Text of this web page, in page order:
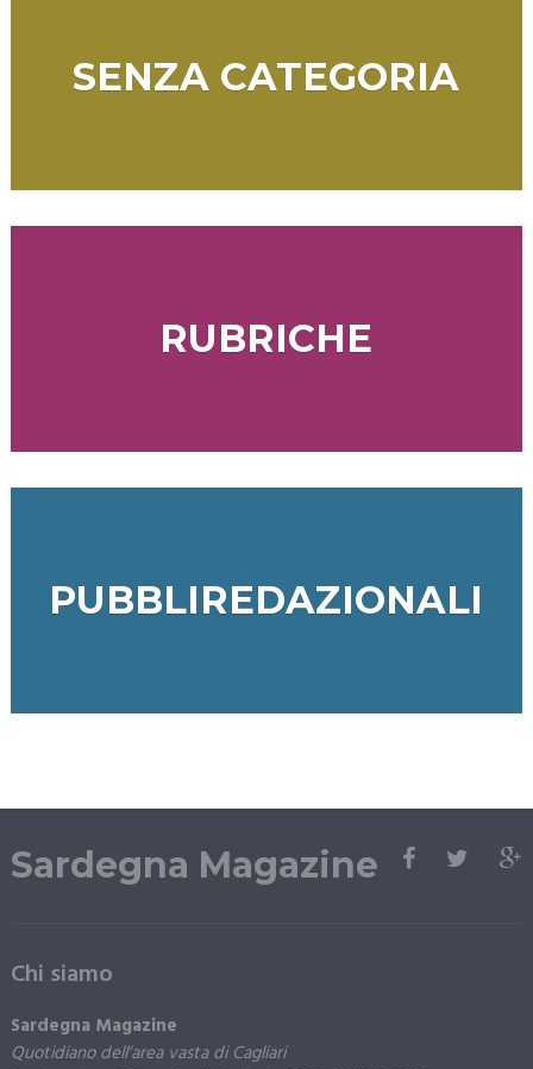
SENZA CATEGORIA
RUBRICHE
PUBBLIREDAZIONALI
Sardegna Magazine
Chi siamo
Sardegna Magazine
Quotidiano dell’area vasta di Cagliari